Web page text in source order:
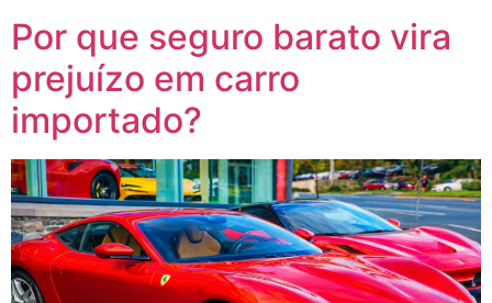
Por que seguro barato vira
prejuízo em carro
importado?